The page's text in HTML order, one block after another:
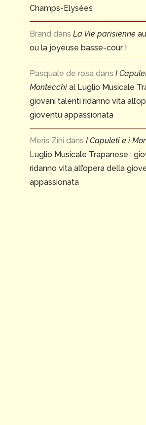
Champs-Elysées
Brand dans La Vie parisienne
ou la joyeuse basse-cour !
Pasquale de rosa dans I
Montecchi al Luglio Musicale
giovani talenti ridanno vita
gioventù appassionata
Meris Zini dans I Capuleti e i
Luglio Musicale Trapanese :
ridanno vita all’opera della
appassionata